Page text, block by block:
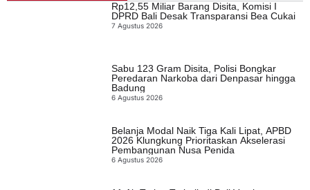
Rp12,55 Miliar Barang Disita, Komisi I
DPRD Bali Desak Transparansi Bea Cukai
7 Agustus 2026
Sabu 123 Gram Disita, Polisi Bongkar
Peredaran Narkoba dari Denpasar hingga
Badung
6 Agustus 2026
Belanja Modal Naik Tiga Kali Lipat, APBD
2026 Klungkung Prioritaskan Akselerasi
Pembangunan Nusa Penida
6 Agustus 2026